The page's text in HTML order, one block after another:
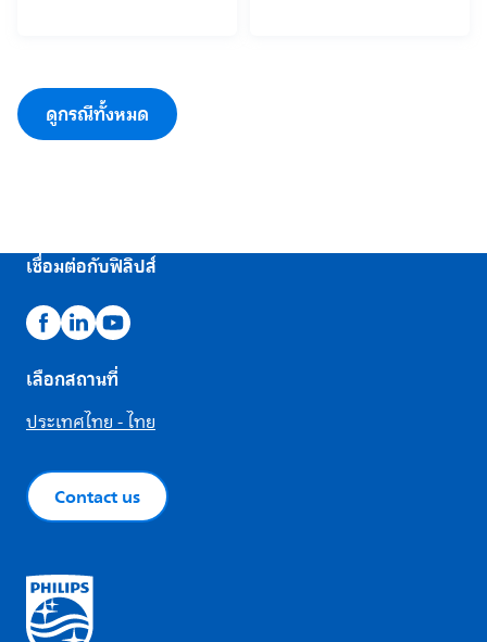
ดูกรณีทั้งหมด
เชื่อมต่อกับฟิลิปส์
เลือกสถานที่
ประเทศไทย - ไทย
Contact us